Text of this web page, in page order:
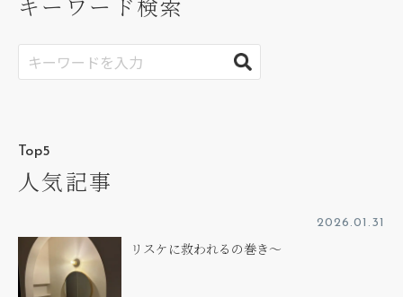
Top5
人気記事
2026.01.31
リスケに救われるの巻き～